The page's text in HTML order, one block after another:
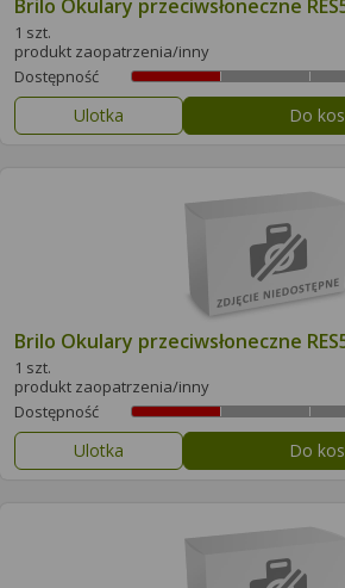
Brilo Okulary przeciwsłoneczne
1 szt.
produkt zaopatrzenia/inny
Dostępność
Ulotka Do
Brilo Okulary przeciwsłoneczne
1 szt.
produkt zaopatrzenia/inny
Dostępność
Ulotka Do